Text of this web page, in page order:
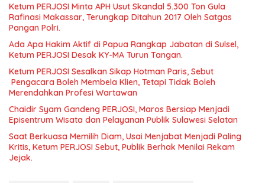
Ketum PERJOSI Minta APH Usut Skandal 5.300 Ton Gula
Rafinasi Makassar, Terungkap Ditahun 2017 Oleh Satgas
Pangan Polri.
Ada Apa Hakim Aktif di Papua Rangkap Jabatan di Sulsel,
Ketum PERJOSI Desak KY-MA Turun Tangan.
Ketum PERJOSI Sesalkan Sikap Hotman Paris, Sebut
Pengacara Boleh Membela Klien, Tetapi Tidak Boleh
Merendahkan Profesi Wartawan
Chaidir Syam Gandeng PERJOSI, Maros Bersiap Menjadi
Episentrum Wisata dan Pelayanan Publik Sulawesi Selatan
Saat Berkuasa Memilih Diam, Usai Menjabat Menjadi Paling
Kritis, Ketum PERJOSI Sebut, Publik Berhak Menilai Rekam
Jejak.